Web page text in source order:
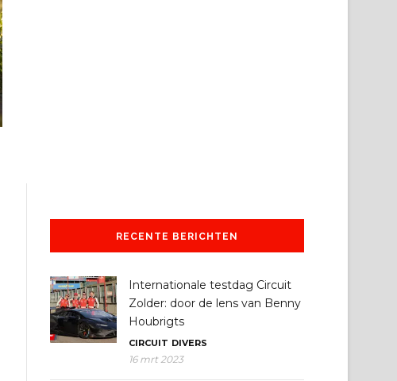
RECENTE BERICHTEN
Internationale testdag Circuit
Zolder: door de lens van Benny
Houbrigts
CIRCUIT DIVERS
16 mrt 2023